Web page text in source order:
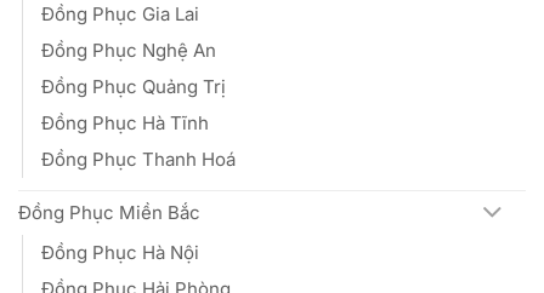
Đồng Phục Gia Lai
Đồng Phục Nghệ An
Đồng Phục Quảng Trị
Đồng Phục Hà Tĩnh
Đồng Phục Thanh Hoá
Đồng Phục Miền Bắc
Đồng Phục Hà Nội